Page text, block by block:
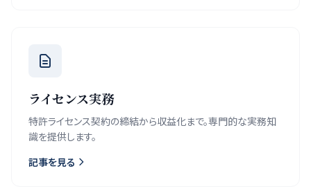
ライセンス実務
特許ライセンス契約の締結から収益化まで。専門的な実務知
識を提供します。
記事を見る